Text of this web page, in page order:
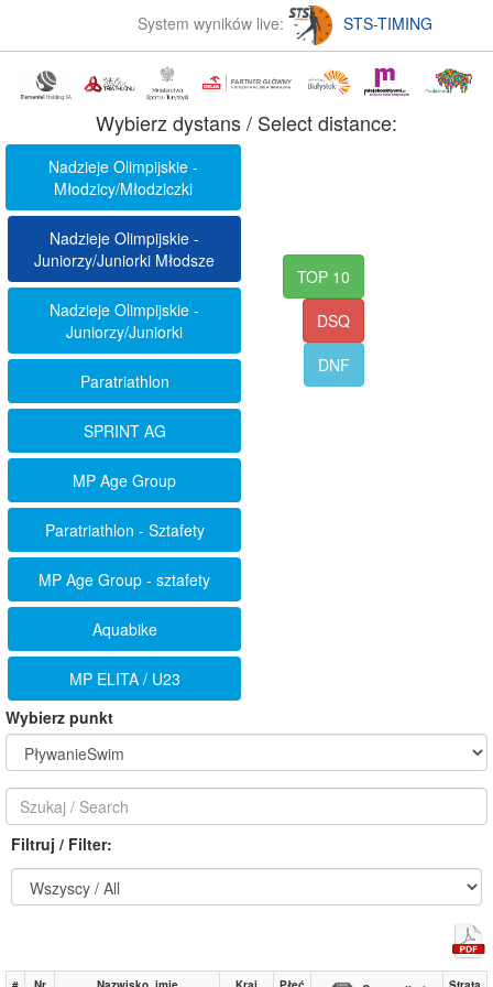
System wyników live: STS-TIMING
Wybierz dystans / Select distance:
Nadzieje Olimpijskie -
Młodzicy/Młodziczki
Nadzieje Olimpijskie -
Juniorzy/Juniorki Młodsze
Nadzieje Olimpijskie -
Juniorzy/Juniorki
Paratriathlon
SPRINT AG
MP Age Group
Paratriathlon - Sztafety
MP Age Group - sztafety
Aquabike
MP ELITA / U23
TOP 10
DSQ
DNF
Wybierz punkt
Filtruj / Filter: